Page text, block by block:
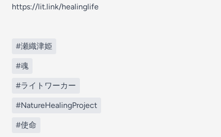
https://lit.link/healinglife
#瀬織津姫
#魂
#ライトワーカー
#NatureHealingProject
#使命